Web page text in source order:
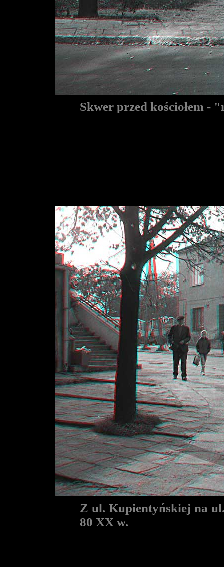
Skwer przed kościołem -
Z ul. Kupientyńskiej na
80 XX w.